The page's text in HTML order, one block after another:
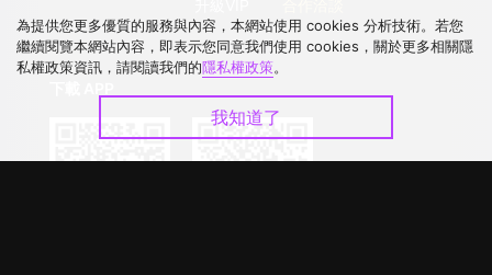
為提供您更多優質的服務與內容，本網站使用 cookies 分析技術。若您
繼續閱覽本網站內容，即表示您同意我們使用 cookies，關於更多相關隱
私權政策資訊，請閱讀我們的隱私權政策。
我知道了